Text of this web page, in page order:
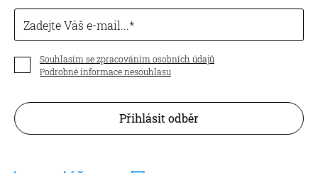
Zadejte Váš e-mail...
Souhlasím se zpracováním osobních údajů
Podrobné informace nesouhlasu
Přihlásit odběr